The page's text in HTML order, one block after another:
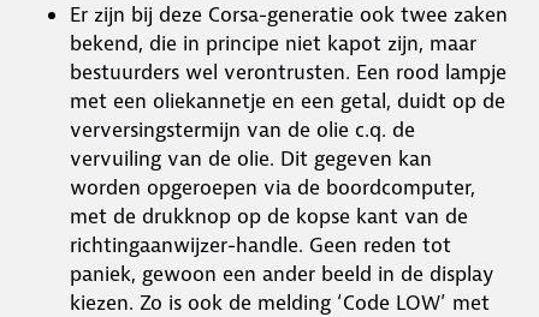
Er zijn bij deze Corsa-generatie ook twee zaken
bekend, die in principe niet kapot zijn, maar
bestuurders wel verontrusten. Een rood lampje
met een oliekannetje en een getal, duidt op de
verversingstermijn van de olie c.q. de
vervuiling van de olie. Dit gegeven kan
worden opgeroepen via de boordcomputer,
met de drukknop op de kopse kant van de
richtingaanwijzer-handle. Geen reden tot
paniek, gewoon een ander beeld in de display
kiezen. Zo is ook de melding ‘Code LOW’ met